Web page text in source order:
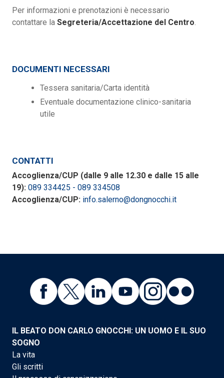
Per informazioni e prenotazioni è necessario
contattare la Segreteria/Accettazione del Centro
DOCUMENTI NECESSARI
Tessera sanitaria/Carta identità
Eventuale documentazione clinico-sanitaria
utile
CONTATTI
Accoglienza/CUP (dalle 9 alle 12.30 e dalle 15 alle
19): 089 334425 - 089 334508
Accoglienza/CUP: info.salerno@dongnocchi.it
IL BEATO DON CARLO GNOCCHI: UN UOMO E IL SUO
SOGNO
La vita
Gli scritti